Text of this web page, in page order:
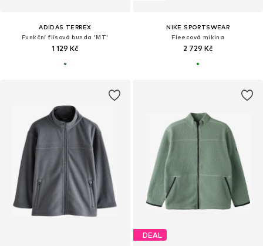
ADIDAS TERREX
Funkční flísová bunda 'MT'
1 129 Kč
NIKE SPORTSWEAR
Fleecová mikina
2 729 Kč
DEAL